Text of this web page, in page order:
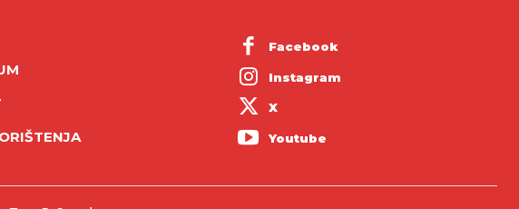
Facebook
Instagram
X
Youtube